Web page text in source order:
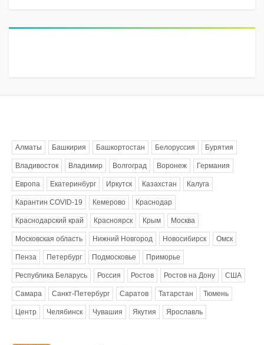
Алматы Башкирия Башкортостан Белоруссия Бурятия
Владивосток Владимир Волгоград Воронеж Германия
Европа Екатеринбург Иркутск Казахстан Калуга
Карантин COVID-19 Кемерово Краснодар
Краснодарский край Красноярск Крым Москва
Московская область Нижний Новгород Новосибирск Омск
Пенза Петербург Подмосковье Приморье
Республика Беларусь Россия Ростов Ростов на Дону США
Самара Санкт-Петербург Саратов Татарстан Тюмень
Центр Челябинск Чувашия Якутия Ярославль